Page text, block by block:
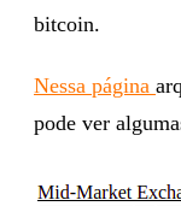
bitcoin.
Nessa página
pode ver